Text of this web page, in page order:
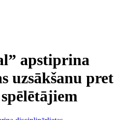
apstiprina
uzsākšanu pret